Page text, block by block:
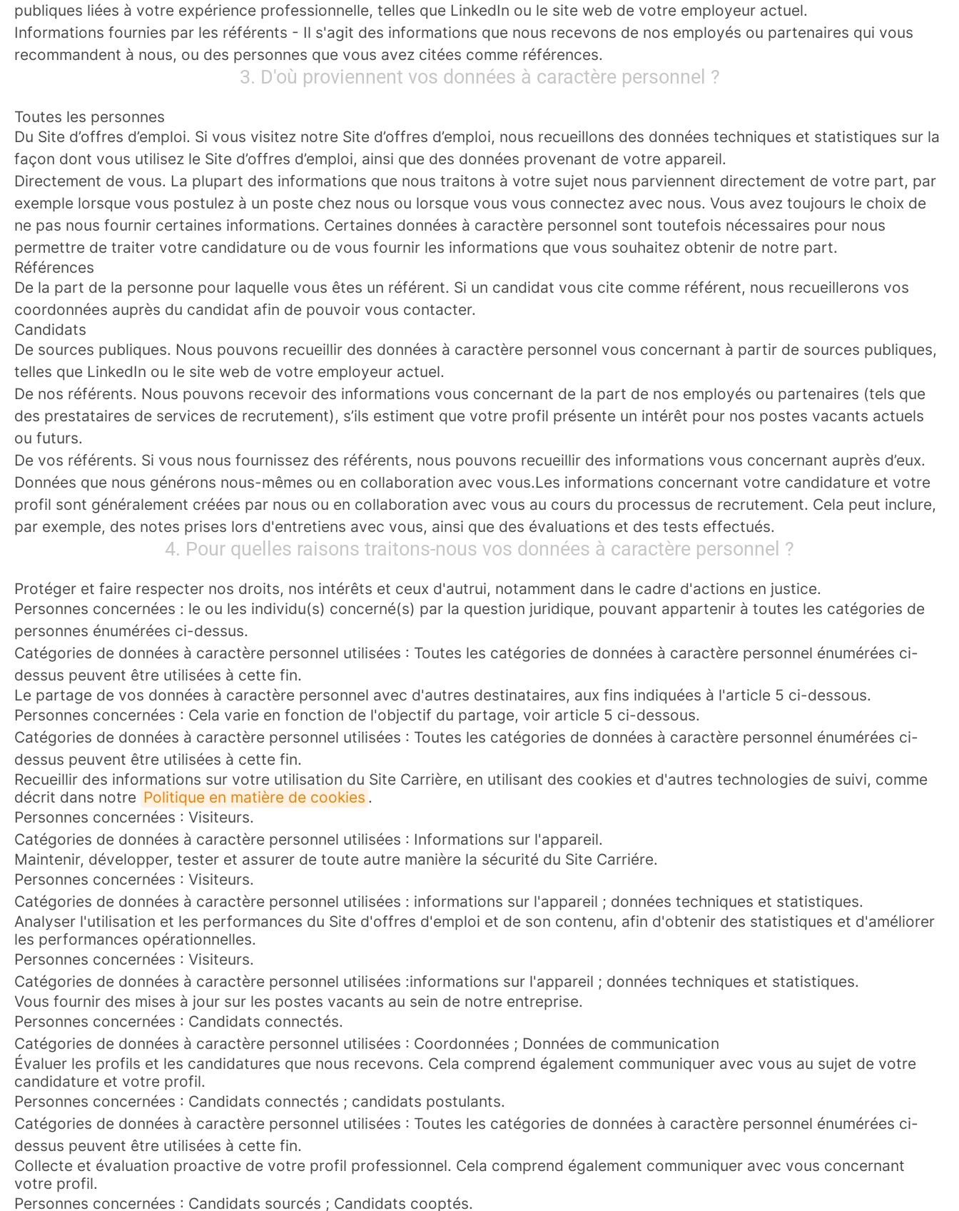
publiques liées à votre expérience professionnelle, telles que LinkedIn ou le site web de votre employeur actuel.
Informations fournies par les référents - Il s'agit des informations que nous recevons de nos employés ou partenaires qui vous
recommandent à nous, ou des personnes que vous avez citées comme références.
3. D'où proviennent vos données à caractère personnel ?
Toutes les personnes
Du Site d’offres d’emploi. Si vous visitez notre Site d’offres d’emploi, nous recueillons des données techniques et statistiques sur la
façon dont vous utilisez le Site d’offres d’emploi, ainsi que des données provenant de votre appareil.
Directement de vous. La plupart des informations que nous traitons à votre sujet nous parviennent directement de votre part, par
exemple lorsque vous postulez à un poste chez nous ou lorsque vous vous connectez avec nous. Vous avez toujours le choix de
ne pas nous fournir certaines informations. Certaines données à caractère personnel sont toutefois nécessaires pour nous
permettre de traiter votre candidature ou de vous fournir les informations que vous souhaitez obtenir de notre part.
Références
De la part de la personne pour laquelle vous êtes un référent. Si un candidat vous cite comme référent, nous recueillerons vos
coordonnées auprès du candidat afin de pouvoir vous contacter.
Candidats
De sources publiques. Nous pouvons recueillir des données à caractère personnel vous concernant à partir de sources publiques,
telles que LinkedIn ou le site web de votre employeur actuel.
De nos référents. Nous pouvons recevoir des informations vous concernant de la part de nos employés ou partenaires (tels que
des prestataires de services de recrutement), s’ils estiment que votre profil présente un intérêt pour nos postes vacants actuels
ou futurs.
De vos référents. Si vous nous fournissez des référents, nous pouvons recueillir des informations vous concernant auprès d’eux.
Données que nous générons nous-mêmes ou en collaboration avec vous.Les informations concernant votre candidature et votre
profil sont généralement créées par nous ou en collaboration avec vous au cours du processus de recrutement. Cela peut inclure,
par exemple, des notes prises lors d'entretiens avec vous, ainsi que des évaluations et des tests effectués.
4. Pour quelles raisons traitons-nous vos données à caractère personnel ?
Protéger et faire respecter nos droits, nos intérêts et ceux d'autrui, notamment dans le cadre d'actions en justice.
Personnes concernées : le ou les individu(s) concerné(s) par la question juridique, pouvant appartenir à toutes les catégories de
personnes énumérées ci-dessus.
Catégories de données à caractère personnel utilisées : Toutes les catégories de données à caractère personnel énumérées ci-
dessus peuvent être utilisées à cette fin.
Le partage de vos données à caractère personnel avec d'autres destinataires, aux fins indiquées à l'article 5 ci-dessous.
Personnes concernées : Cela varie en fonction de l'objectif du partage, voir article 5 ci-dessous.
Catégories de données à caractère personnel utilisées : Toutes les catégories de données à caractère personnel énumérées ci-
dessus peuvent être utilisées à cette fin.
Recueillir des informations sur votre utilisation du Site Carrière, en utilisant des cookies et d'autres technologies de suivi, comme
décrit dans notre Politique en matière de cookies .
Personnes concernées : Visiteurs.
Catégories de données à caractère personnel utilisées : Informations sur l'appareil.
Maintenir, développer, tester et assurer de toute autre manière la sécurité du Site Carriére.
Personnes concernées : Visiteurs.
Catégories de données à caractère personnel utilisées : informations sur l'appareil ; données techniques et statistiques.
Analyser l'utilisation et les performances du Site d'offres d'emploi et de son contenu, afin d'obtenir des statistiques et d'améliorer
les performances opérationnelles.
Personnes concernées : Visiteurs.
Catégories de données à caractère personnel utilisées :informations sur l'appareil ; données techniques et statistiques.
Vous fournir des mises à jour sur les postes vacants au sein de notre entreprise.
Personnes concernées : Candidats connectés.
Catégories de données à caractère personnel utilisées : Coordonnées ; Données de communication
Évaluer les profils et les candidatures que nous recevons. Cela comprend également communiquer avec vous au sujet de votre
candidature et votre profil.
Personnes concernées : Candidats connectés ; candidats postulants.
Catégories de données à caractère personnel utilisées : Toutes les catégories de données à caractère personnel énumérées ci-
dessus peuvent être utilisées à cette fin.
Collecte et évaluation proactive de votre profil professionnel. Cela comprend également communiquer avec vous concernant
votre profil.
Personnes concernées : Candidats sourcés ; Candidats cooptés.